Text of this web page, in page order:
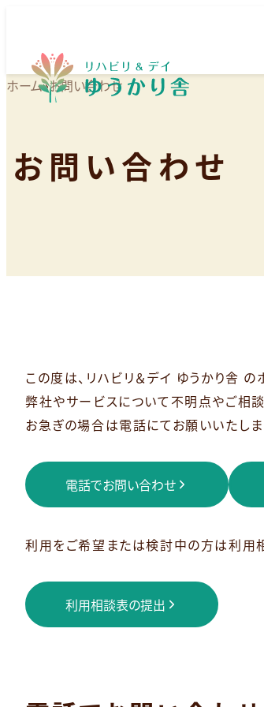
お問い合わせ
ホーム»お問い合わせ
この度は、リハビリ＆デイ ゆうかり舎
弊社やサービスについて不明点やご相
お急ぎの場合は電話にてお願いいたしま
電話でお問い合わせ
利用をご希望または検討中の方は利用
利用相談表の提出